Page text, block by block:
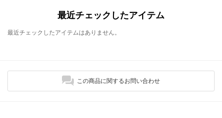
最近チェックしたアイテム
最近チェックしたアイテムはありません。
この商品に関するお問い合わせ